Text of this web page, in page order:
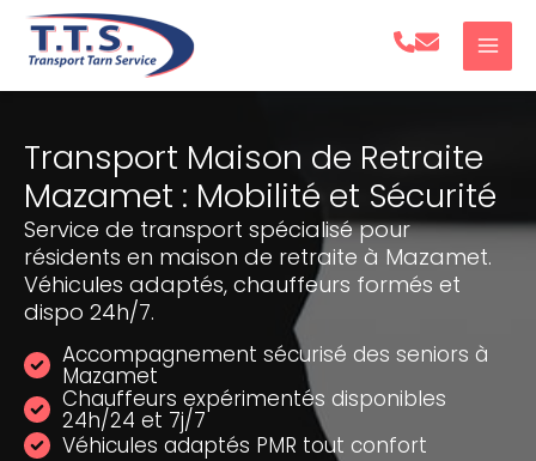
Aller
Transport Maison de Retraite
Mazamet : Mobilité et Sécurité
Service de transport spécialisé pour
résidents en maison de retraite à Mazamet.
Véhicules adaptés, chauffeurs formés et
dispo 24h/7.
Accompagnement sécurisé des seniors à
Mazamet
Chauffeurs expérimentés disponibles
24h/24 et 7j/7
Véhicules adaptés PMR tout confort